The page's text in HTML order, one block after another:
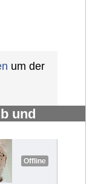
um der
und
Offline